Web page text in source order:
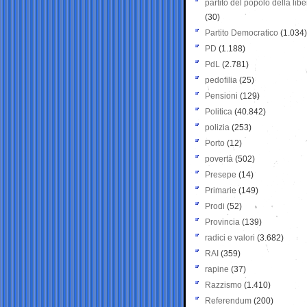
partito del popolo della
(30)
Partito Democratico (1.034)
PD (1.188)
PdL (2.781)
pedofilia (25)
Pensioni (129)
Politica (40.842)
polizia (253)
Porto (12)
povertà (502)
Presepe (14)
Primarie (149)
Prodi (52)
Provincia (139)
radici e valori (3.682)
RAI (359)
rapine (37)
Razzismo (1.410)
Referendum (200)